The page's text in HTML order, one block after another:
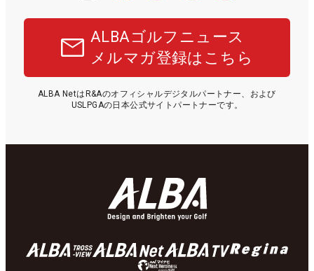
ALBAゴルフニュース
メルマガ登録はこちら
ALBA NetはR&Aのオフィシャルデジタルパートナー、および
USLPGAの日本公式サイトパートナーです。